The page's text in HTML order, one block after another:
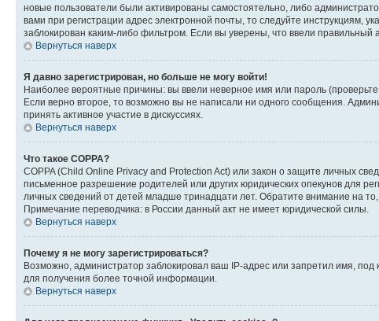
новые пользователи были активированы самостоятельно, либо
вами при регистрации адрес электронной почты, то следуйте инструкциям,
заблокирован каким-либо фильтром. Если вы уверены, что ввели
Вернуться наверх
Я давно зарегистрирован, но больше не могу войти!
Наиболее вероятные причины: вы ввели неверное имя или пароль
Если верно второе, то возможно вы не написали ни одного сообщения.
принять активное участие в дискуссиях.
Вернуться наверх
Что такое COPPA?
COPPA (Child Online Privacy and Protection Act) или закон о защите личных
письменное разрешение родителей или других юридических опекунов для
личных сведений от детей младше тринадцати лет. Обратите внимание на
Примечание переводчика: в России данный акт не имеет юридической силы.
Вернуться наверх
Почему я не могу зарегистрироваться?
Возможно, администратор заблокировал ваш IP-адрес или запретил имя,
для получения более точной информации.
Вернуться наверх